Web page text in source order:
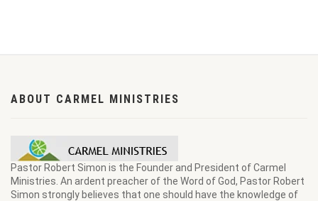
ABOUT CARMEL MINISTRIES
Pastor Robert Simon is the Founder and President of Carmel
Ministries. An ardent preacher of the Word of God, Pastor Robert
Simon strongly believes that one should have the knowledge of